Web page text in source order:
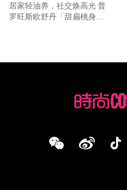
居家轻油养，社交焕高光 普
罗旺斯欧舒丹「甜扁桃身